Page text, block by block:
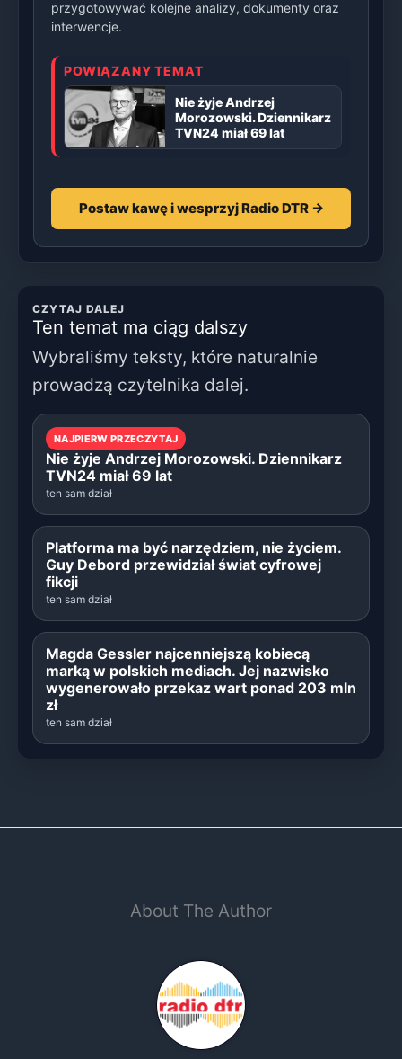
przygotowywać kolejne analizy, dokumenty oraz
interwencje.
POWIĄZANY TEMAT
Nie żyje Andrzej
Morozowski. Dziennikarz
TVN24 miał 69 lat
Postaw kawę i wesprzyj Radio DTR →
CZYTAJ DALEJ
Ten temat ma ciąg dalszy
Wybraliśmy teksty, które naturalnie
prowadzą czytelnika dalej.
NAJPIERW PRZECZYTAJ
Nie żyje Andrzej Morozowski. Dziennikarz
TVN24 miał 69 lat
ten sam dział
Platforma ma być narzędziem, nie życiem.
Guy Debord przewidział świat cyfrowej
fikcji
ten sam dział
Magda Gessler najcenniejszą kobiecą
marką w polskich mediach. Jej nazwisko
wygenerowało przekaz wart ponad 203 mln
zł
ten sam dział
About The Author